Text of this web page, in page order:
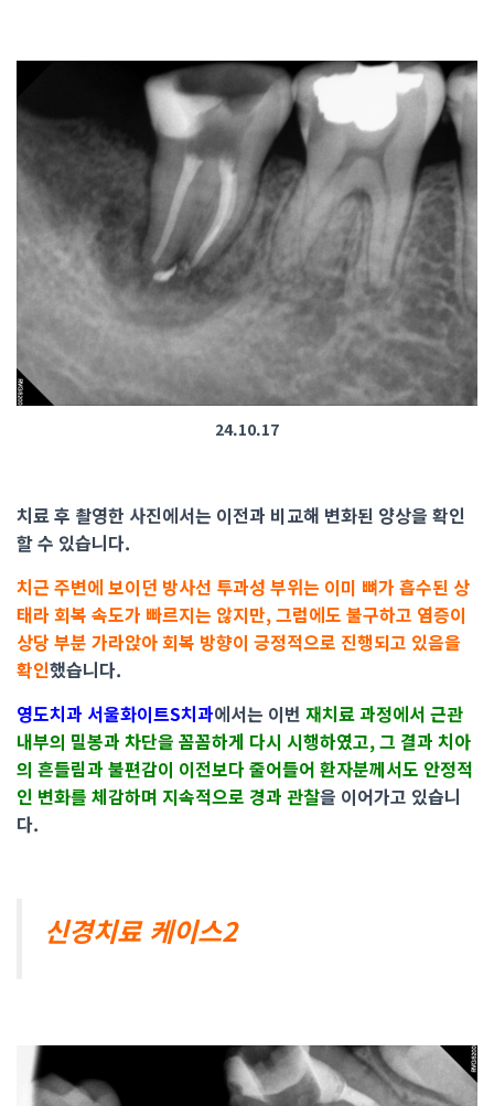
24.10.17
치료 후 촬영한 사진에서는 이전과 비교해 변화된 양상을 확인
할 수 있습니다.
치근 주변에 보이던 방사선 투과성 부위는 이미 뼈가 흡수된 상
태라 회복 속도가 빠르지는 않지만, 그럼에도 불구하고 염증이
상당 부분 가라앉아 회복 방향이 긍정적으로 진행되고 있음을
확인했습니다.
영도치과 서울화이트S치과에서는 이번 재치료 과정에서 근관
내부의 밀봉과 차단을 꼼꼼하게 다시 시행하였고, 그 결과 치아
의 흔들림과 불편감이 이전보다 줄어들어 환자분께서도 안정적
인 변화를 체감하며 지속적으로 경과 관찰을 이어가고 있습니
다.
신경치료 케이스2